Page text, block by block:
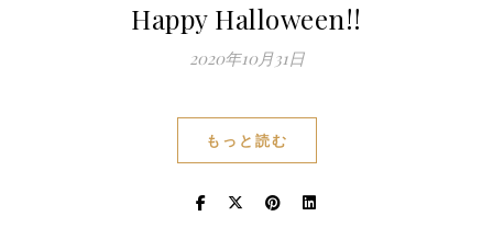
Happy Halloween!!
2020年10月31日
もっと読む